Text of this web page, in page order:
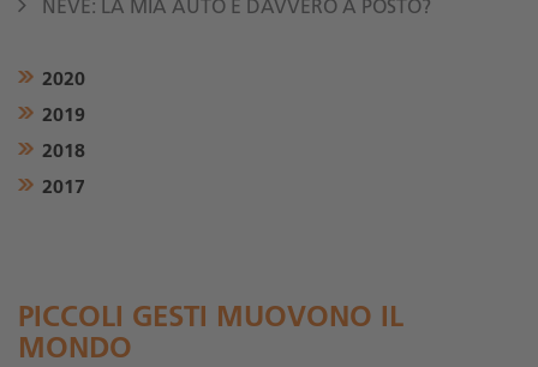
NEVE: LA MIA AUTO È DAVVERO A POSTO?
2020
2019
2018
2017
PICCOLI GESTI MUOVONO IL
MONDO